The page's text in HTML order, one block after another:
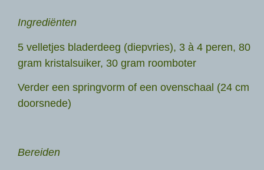
Ingrediënten
5 velletjes bladerdeeg (diepvries), 3 à 4 peren, 80
gram kristalsuiker, 30 gram roomboter
Verder een springvorm of een ovenschaal (24 cm
doorsnede)
Bereiden